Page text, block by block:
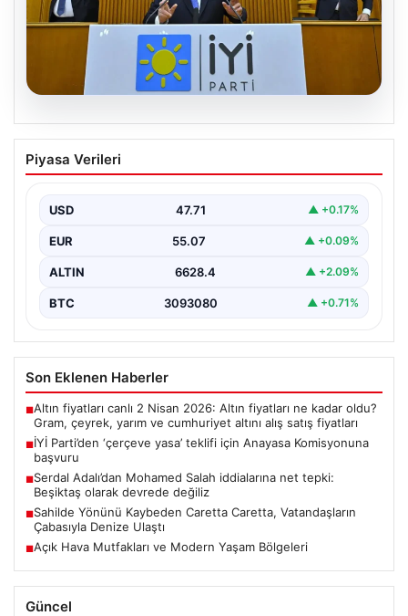
İYİ Parti’den ‘çerçeve yasa’ teklifi için
Anayasa Komisyonuna başvuru
Piyasa Verileri
USD 47.71 ▲ +0.17%
EUR 55.07 ▲ +0.09%
ALTIN 6628.4 ▲ +2.09%
BTC 3093080 ▲ +0.71%
Son Eklenen Haberler
■Altın fiyatları canlı 2 Nisan 2026: Altın fiyatları ne kadar oldu?
Gram, çeyrek, yarım ve cumhuriyet altını alış satış fiyatları
■İYİ Parti’den ‘çerçeve yasa’ teklifi için Anayasa Komisyonuna
başvuru
■Serdal Adalı’dan Mohamed Salah iddialarına net tepki:
Beşiktaş olarak devrede değiliz
■Sahilde Yönünü Kaybeden Caretta Caretta, Vatandaşların
Çabasıyla Denize Ulaştı
■Açık Hava Mutfakları ve Modern Yaşam Bölgeleri
Güncel